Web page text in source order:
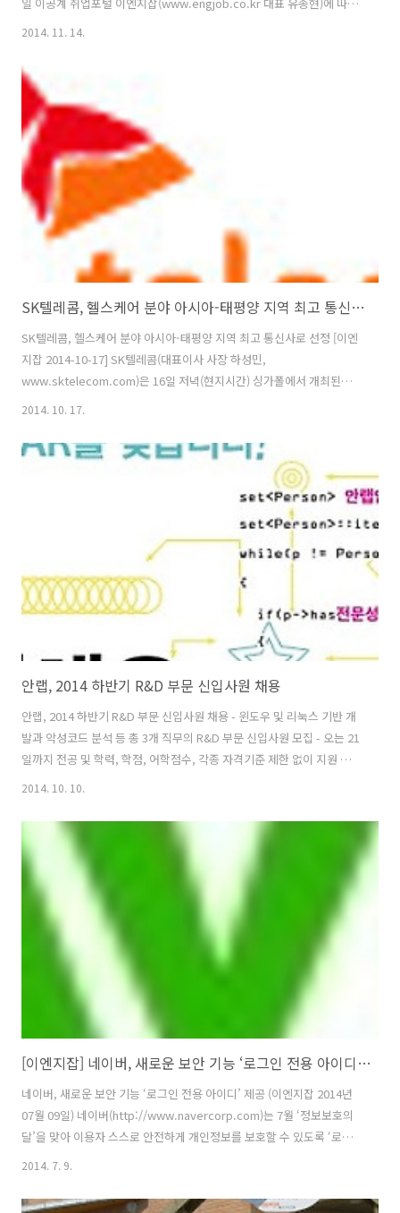
면 KCC, 경동나비엔, LG하우시스, SK하이닉스 등이 이공계 중심의 전문
을 공개 채용한다. 모집부문은 관리, 생산, R&D, 영업 등이며 24일까지
회사 홈페이지(인재채용 - 채용공고)에서 온라인 입사지원하면 된다. 공
통 자격요건은 4년제 정규대학(원) 졸업자 및 2015년 2월 졸업예정자,
전학년 평점 B학점 이상(4.5만점 기준), 토익 700점 이상 또는 이에 준하
는 영어 성적 소지자(외국..
2014. 11. 14.
SK텔레콤, 헬스케어 분야 아시아-태평양 지역 최고 통신사로 선정
SK텔레콤, 헬스케어 분야 아시아-태평양 지역 최고 통신사로 선정 [이엔
지잡 2014-10-17] SK텔레콤(대표이사 사장 하성민,
www.sktelecom.com)은 16일 저녁(현지시간) 싱가폴에서 개최된
‘2014 프로스트&설리번 아시아 태평양 베스트 프랙티스 어워즈
서 ‘헬스케어 분야 올해의 통신사(Healthcare Telecommunication
Company of the Year)’ 상을 수상했다고 밝혔다. 세계적인 리서치 전
문회사인 ‘프로스트&설리번사’가 주관하는 BPA는 2008년 이래 매년 환
경, 에너지, 산업, 화학, 물류, 헬스케어, IT 등 7개 산업의 세부 분야에서
2014. 10. 17.
안랩, 2014 하반기 R&D 부문 신입사원 채용
안랩, 2014 하반기 R&D 부문 신입사원 채용 - 윈도우 및 리눅스 기반 개
발과 악성코드 분석 등 총 3개 직무의 R&D 부문 신입사원 모집 - 오는 21
일까지 전공 및 학력, 학점, 어학점수, 각종 자격기준 제한 없이 지원 가
부문 신입사원 채용을 오는 21일 마감한다. 이번 안랩 2014 하반기 R&D
부문 신입사원은 2015년 2월 졸업예정자 또는 기졸업자 대상으로 총 20
명을 채용하며, 전공 및 학력 등 각종 자격기준 제한 없이 지원 가능하다.
또한 자기소개서 및 공인어학점수 등을 받지 않으며, 대신 과거 경험 및
학업을 통해 지원 업..
2014. 10. 10.
[이엔지잡] 네이버, 새로운 보안 기능 ‘로그인 전용 아이디’ 제공
네이버, 새로운 보안 기능 ‘로그인 전용 아이디’ 제공 (이엔지잡 2014년
07월 09일) 네이버(http://www.navercorp.com)는 7월 ‘정보보호의
달’을 맞아 이용자 스스로 안전하게 개인정보를 보호할 수 있도록 ‘로그
인 전용 아이디’ 보안 기능을 새롭게 추가했다. 아이디는 블로그, 메일,
디를 바탕으로 무작위로 비밀번호를 대입하거나, 보안이 취약한 사이트
2014. 7. 9.